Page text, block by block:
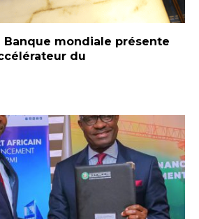
Banque mondiale présente
du